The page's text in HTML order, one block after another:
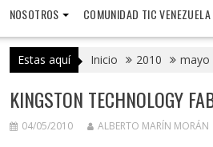
NOSOTROS COMUNIDAD TIC VENEZUELA
Estas aquí Inicio 2010 mayo
KINGSTON TECHNOLOGY
04/05/2010 ALBERTO MARÍN MORÁN